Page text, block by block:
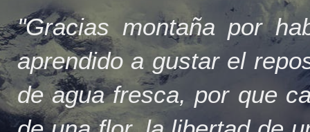
"Gracias montaña por
aprendido a gustar el
de agua fresca, por que